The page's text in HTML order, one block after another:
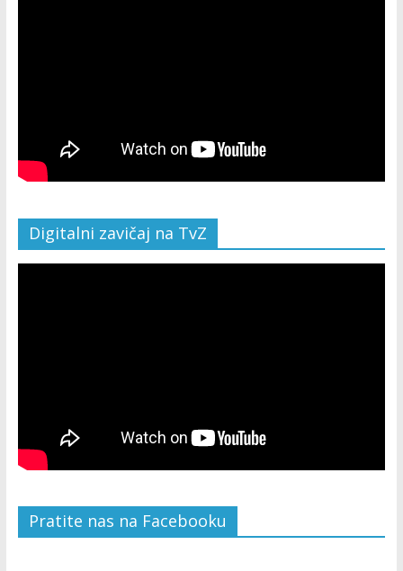
Digitalni zavičaj na TvZ
Pratite nas na Facebooku